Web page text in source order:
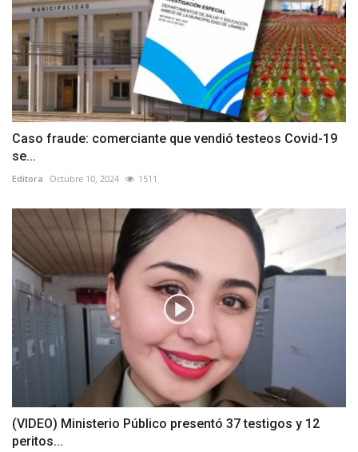
Caso fraude: comerciante que vendió testeos Covid-19
se...
Editora Octubre 10, 2024 1511
(VIDEO) Ministerio Público presentó 37 testigos y 12
peritos...